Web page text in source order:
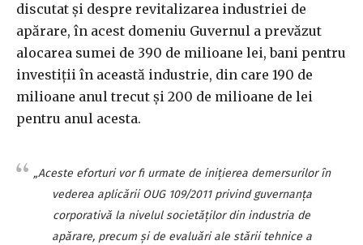
discutat şi despre revitalizarea industriei de
apărare, în acest domeniu Guvernul a prevăzut
alocarea sumei de 390 de milioane lei, bani pentru
investiţii în această industrie, din care 190 de
milioane anul trecut şi 200 de milioane de lei
pentru anul acesta.
„Aceste eforturi vor fi urmate de iniţierea demersurilor în
vederea aplicării OUG 109/2011 privind guvernanţa
corporativă la nivelul societăţilor din industria de
apărare, precum şi de evaluări ale stării tehnice a